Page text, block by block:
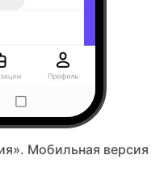
Мобильная версия